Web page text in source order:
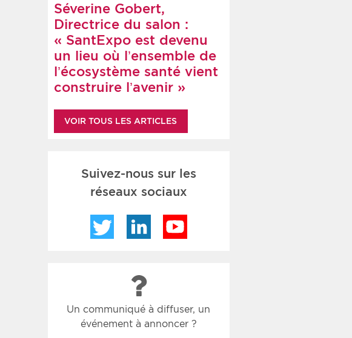
Séverine Gobert,
Directrice du salon :
« SantExpo est devenu
un lieu où l’ensemble de
l’écosystème santé vient
construire l’avenir »
VOIR TOUS LES ARTICLES
Suivez-nous sur les
réseaux sociaux
Twitter LinkedIn
Un communiqué à diffuser, un
événement à annoncer ?